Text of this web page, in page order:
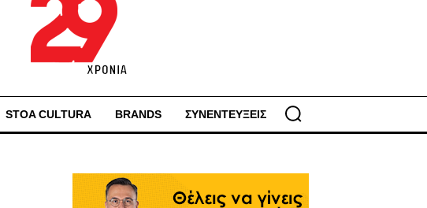
STOA CULTURA BRANDS ΣΥΝΕΝΤΕΥΞΕΙΣ